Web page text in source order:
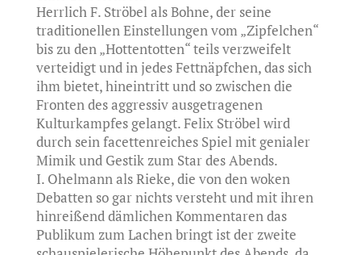
Herrlich F. Ströbel als Bohne, der seine
traditionellen Einstellungen vom „Zipfelchen“
bis zu den „Hottentotten“ teils verzweifelt
verteidigt und in jedes Fettnäpfchen, das sich
ihm bietet, hineintritt und so zwischen die
Fronten des aggressiv ausgetragenen
Kulturkampfes gelangt. Felix Ströbel wird
durch sein facettenreiches Spiel mit genialer
Mimik und Gestik zum Star des Abends.
I. Ohelmann als Rieke, die von den woken
Debatten so gar nichts versteht und mit ihren
hinreißend dämlichen Kommentaren das
Publikum zum Lachen bringt ist der zweite